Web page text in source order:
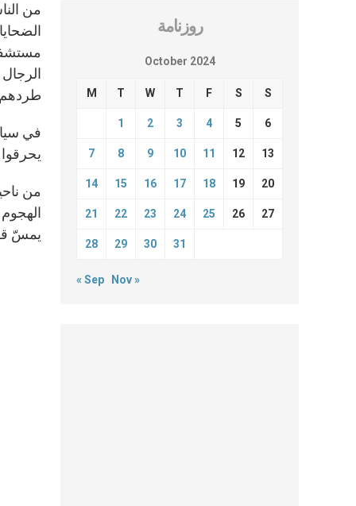
من
طردهم
في
يحرقوا
يمسّ
روزنامة
October 2024
M T W T F S S
1 2 3 4 5 6
7 8 9 10 11 12 13
14 15 16 17 18 19 20
21 22 23 24 25 26 27
28 29 30 31
« Sep Nov »